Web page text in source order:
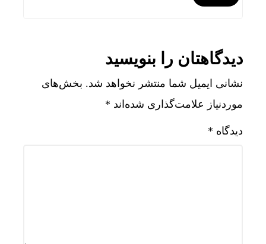
دیدگاهتان را بنویسید
نشانی ایمیل شما منتشر نخواهد شد. بخش‌های
موردنیاز علامت‌گذاری شده‌اند *
دیدگاه *